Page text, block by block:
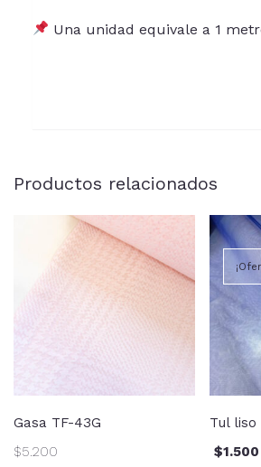
Una unidad equivale a 1
Productos relacionados
Gasa TF-43G
$5.200
Tul liso
$1.500